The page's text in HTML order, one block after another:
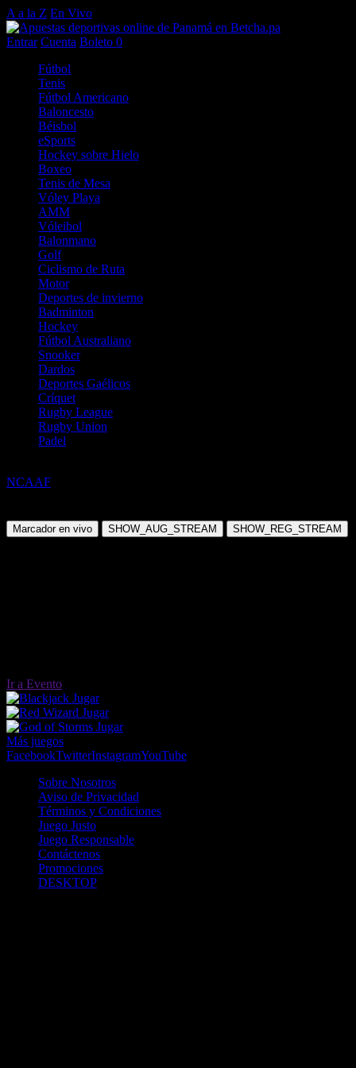
A a la Z En Vivo
Entrar Cuenta Boleto 0
Fútbol
Tenis
Fútbol Americano
Baloncesto
Béisbol
eSports
Hockey sobre Hielo
Boxeo
Tenis de Mesa
Vóley Playa
AMM
Vóleibol
Balonmano
Golf
Ciclismo de Ruta
Motor
Deportes de invierno
Badminton
Hockey
Fútbol Australiano
Snooker
Dardos
Deportes Gaélicos
Críquet
Rugby League
Rugby Union
Padel
NCAAF
Marcador en vivo SHOW_AUG_STREAM SHOW_REG_STREAM
Ir a Evento
Jugar
Jugar
Jugar
Más juegos
FacebookTwitterInstagramYouTube
Sobre Nosotros
Aviso de Privacidad
Términos y Condiciones
Juego Justo
Juego Responsable
Contáctenos
Promociones
DESKTOP